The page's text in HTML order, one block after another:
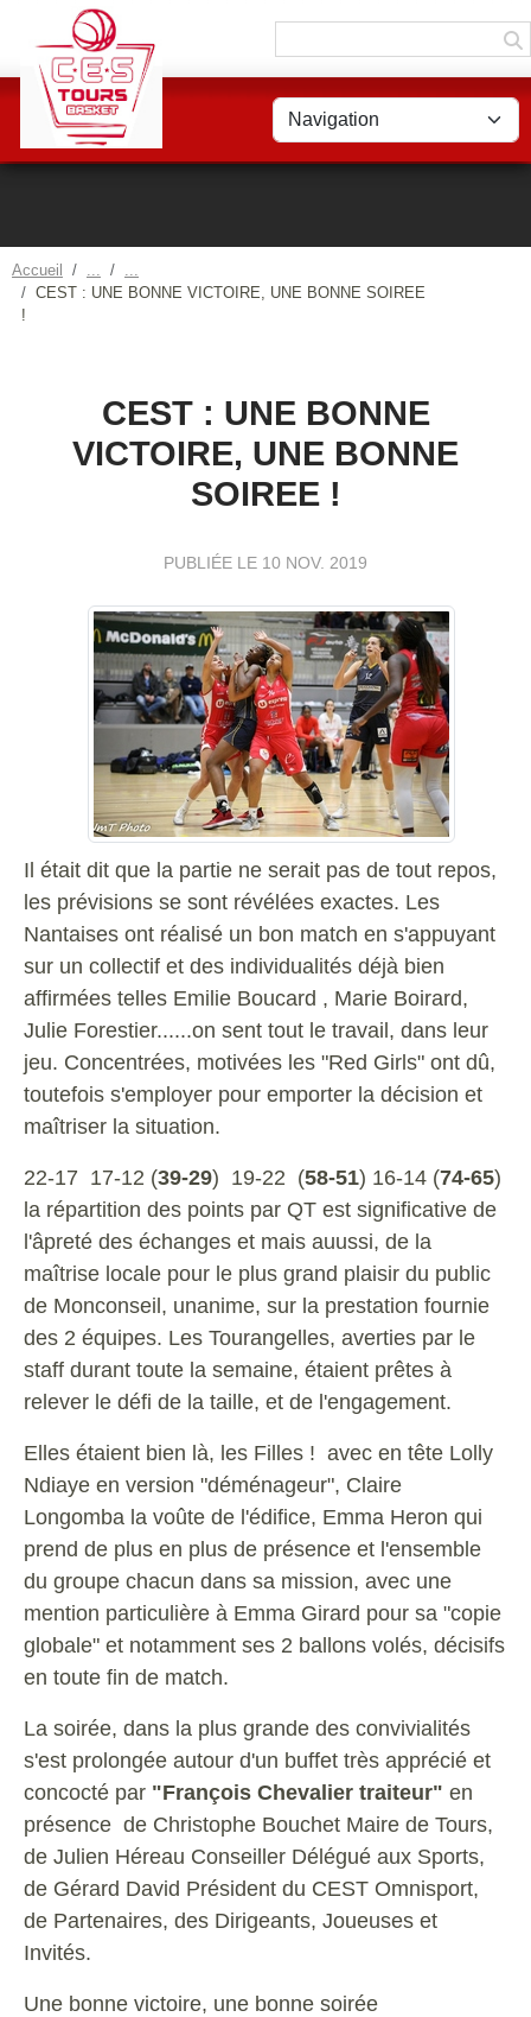
Accueil
CEST : UNE BONNE VICTOIRE, UNE BONNE SOIREE
!
CEST : UNE BONNE
VICTOIRE, UNE BONNE
SOIREE !
PUBLIÉE LE 10 NOV. 2019
Il était dit que la partie ne serait pas de tout repos,
les prévisions se sont révélées exactes. Les
Nantaises ont réalisé un bon match en s'appuyant
sur un collectif et des individualités déjà bien
affirmées telles Emilie Boucard , Marie Boirard,
Julie Forestier......on sent tout le travail, dans leur
jeu. Concentrées, motivées les "Red Girls" ont dû,
toutefois s'employer pour emporter la décision et
maîtriser la situation.
22-17 17-12 (39-29) 19-22 (58-51) 16-14 (74-65)
la répartition des points par QT est significative de
l'âpreté des échanges et mais auussi, de la
maîtrise locale pour le plus grand plaisir du public
de Monconseil, unanime, sur la prestation fournie
des 2 équipes. Les Tourangelles, averties par le
staff durant toute la semaine, étaient prêtes à
relever le défi de la taille, et de l'engagement.
Elles étaient bien là, les Filles ! avec en tête Lolly
Ndiaye en version "déménageur", Claire
Longomba la voûte de l'édifice, Emma Heron qui
prend de plus en plus de présence et l'ensemble
du groupe chacun dans sa mission, avec une
mention particulière à Emma Girard pour sa "copie
globale" et notamment ses 2 ballons volés, décisifs
en toute fin de match.
La soirée, dans la plus grande des convivialités
s'est prolongée autour d'un buffet très apprécié et
concocté par "François Chevalier traiteur" en
présence de Christophe Bouchet Maire de Tours,
de Julien Héreau Conseiller Délégué aux Sports,
de Gérard David Président du CEST Omnisport,
de Partenaires, des Dirigeants, Joueuses et
Invités.
Une bonne victoire, une bonne soirée
Panneau de gestion des cookies